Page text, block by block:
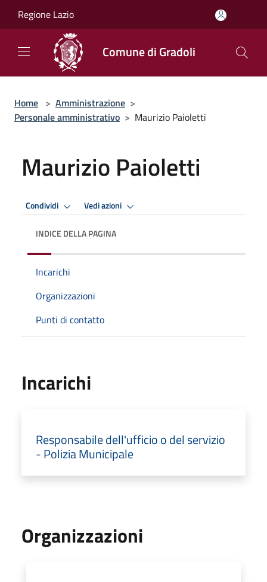
Regione Lazio
Comune di Gradoli
Home > Amministrazione >
Personale amministrativo > Maurizio Paioletti
Maurizio Paioletti
Condividi Vedi azioni
INDICE DELLA PAGINA
Incarichi
Organizzazioni
Punti di contatto
Incarichi
Responsabile dell'ufficio o del servizio
- Polizia Municipale
Organizzazioni